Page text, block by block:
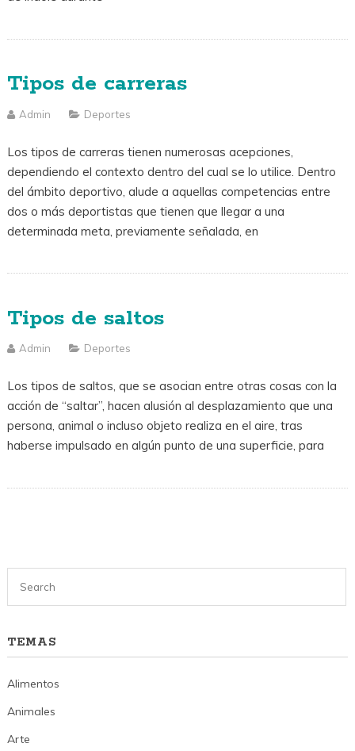
Tipos de carreras
Admin Deportes
Los tipos de carreras tienen numerosas acepciones,
dependiendo el contexto dentro del cual se lo utilice. Dentro
del ámbito deportivo, alude a aquellas competencias entre
dos o más deportistas que tienen que llegar a una
determinada meta, previamente señalada, en
Tipos de saltos
Admin Deportes
Los tipos de saltos, que se asocian entre otras cosas con la
acción de “saltar”, hacen alusión al desplazamiento que una
persona, animal o incluso objeto realiza en el aire, tras
haberse impulsado en algún punto de una superficie, para
TEMAS
Alimentos
Animales
Arte